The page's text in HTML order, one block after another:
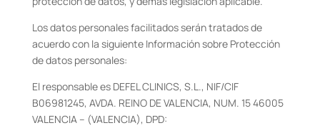
Los datos personales facilitados serán tratados de
acuerdo con la siguiente Información sobre Protección
de datos personales:
El responsable es DEFEL CLINICS, S.L., NIF/CIF
B06981245, AVDA. REINO DE VALENCIA, NUM. 15 46005
VALENCIA – (VALENCIA), DPD: